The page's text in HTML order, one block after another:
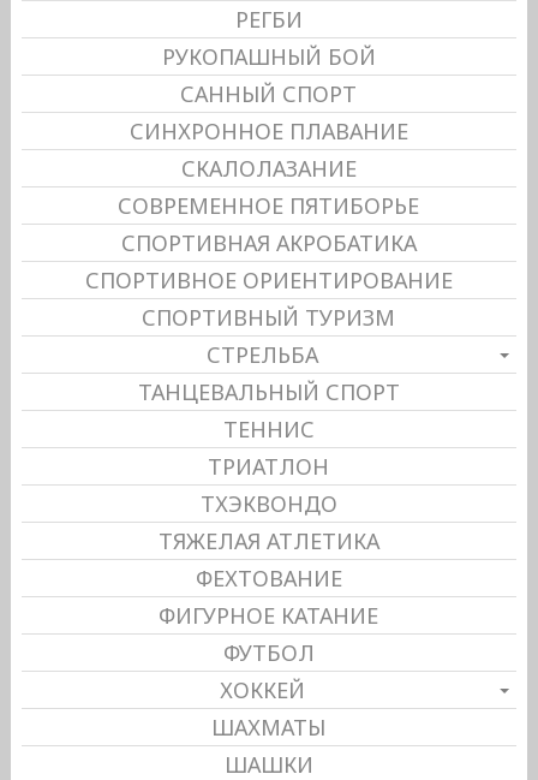
РЕГБИ
РУКОПАШНЫЙ БОЙ
САННЫЙ СПОРТ
СИНХРОННОЕ ПЛАВАНИЕ
СКАЛОЛАЗАНИЕ
СОВРЕМЕННОЕ ПЯТИБОРЬЕ
СПОРТИВНАЯ АКРОБАТИКА
СПОРТИВНОЕ ОРИЕНТИРОВАНИЕ
СПОРТИВНЫЙ ТУРИЗМ
СТРЕЛЬБА
ТАНЦЕВАЛЬНЫЙ СПОРТ
ТЕННИС
ТРИАТЛОН
ТХЭКВОНДО
ТЯЖЕЛАЯ АТЛЕТИКА
ФЕХТОВАНИЕ
ФИГУРНОЕ КАТАНИЕ
ФУТБОЛ
ХОККЕЙ
ШАХМАТЫ
ШАШКИ